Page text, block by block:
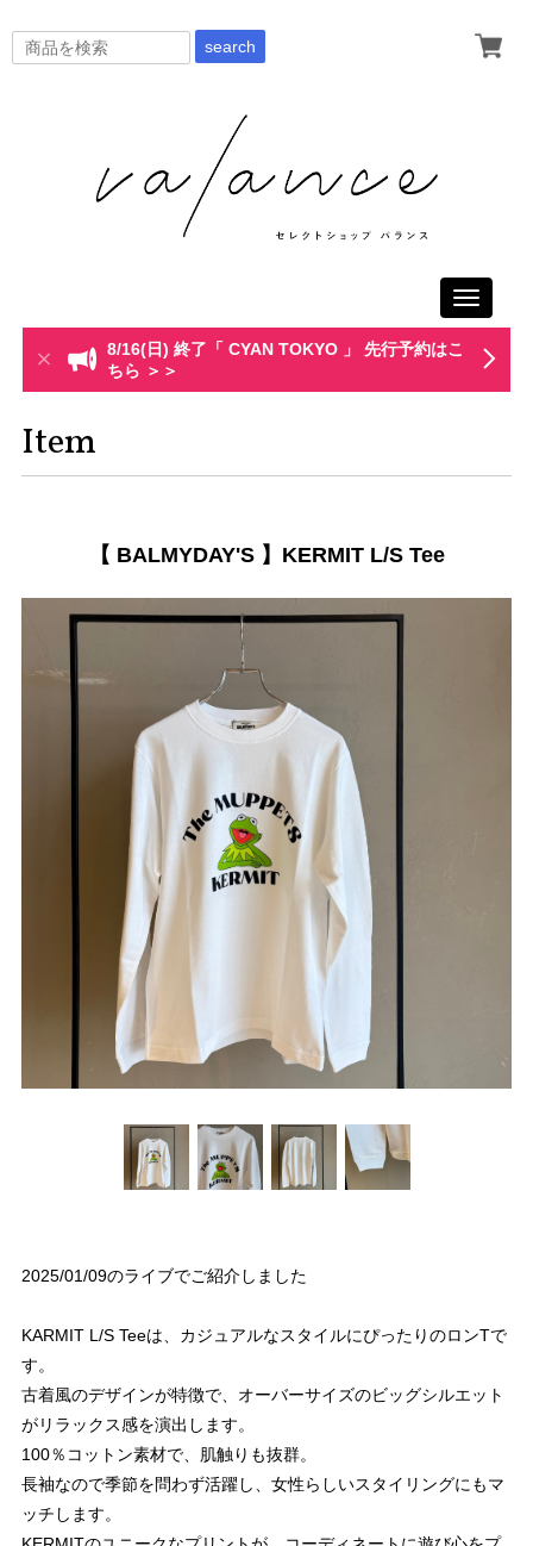
search
Toggle
8/16(日) 終了「 CYAN TOKYO 」 先行予約はこ
ちら ＞＞
Item
【 BALMYDAY'S 】KERMIT L/S Tee
2025/01/09のライブでご紹介しました
KARMIT L/S Teeは、カジュアルなスタイルにぴったりのロンTで
す。
古着風のデザインが特徴で、オーバーサイズのビッグシルエット
がリラックス感を演出します。
100％コットン素材で、肌触りも抜群。
長袖なので季節を問わず活躍し、女性らしいスタイリングにもマ
ッチします。